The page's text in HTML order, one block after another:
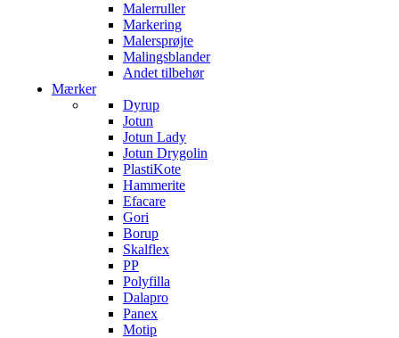
Malerruller
Markering
Malersprøjte
Malingsblander
Andet tilbehør
Mærker
Dyrup
Jotun
Jotun Lady
Jotun Drygolin
PlastiKote
Hammerite
Efacare
Gori
Borup
Skalflex
PP
Polyfilla
Dalapro
Panex
Motip